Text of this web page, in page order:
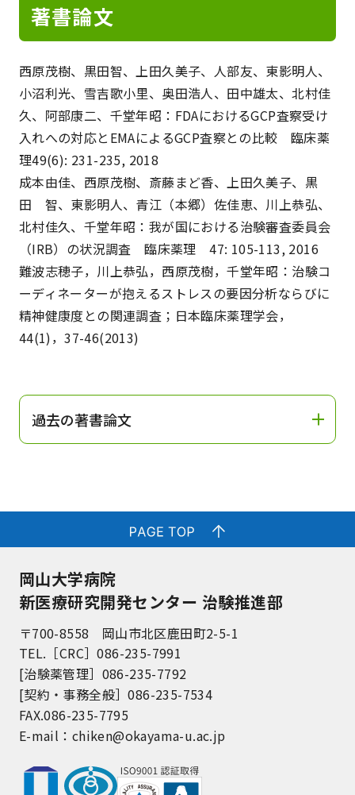
著書論文
西原茂樹、黒田智、上田久美子、人部友、東影明人、
小沼利光、雪吉歌小里、奥田浩人、田中雄太、北村佳
久、阿部康二、千堂年昭：FDAにおけるGCP査察受け
入れへの対応とEMAによるGCP査察との比較 臨床薬
理49(6): 231-235, 2018
成本由佳、西原茂樹、斎藤まど香、上田久美子、黒
田 智、東影明人、青江（本郷）佐佳恵、川上恭弘、
北村佳久、千堂年昭：我が国における治験審査委員会
（IRB）の状況調査 臨床薬理 47: 105-113, 2016
難波志穂子，川上恭弘，西原茂樹，千堂年昭：治験コ
ーディネーターが抱えるストレスの要因分析ならびに
精神健康度との関連調査；日本臨床薬理学会，
44(1)，37-46(2013)
過去の著書論文
岡山大学病院
新医療研究開発センター 治験推進部
〒700-8558 岡山市北区鹿田町2-5-1
TEL.［CRC］086-235-7991
[治験薬管理］086-235-7792
[契約・事務全般］086-235-7534
FAX.086-235-7795
E-mail： chiken@okayama-u.ac.jp